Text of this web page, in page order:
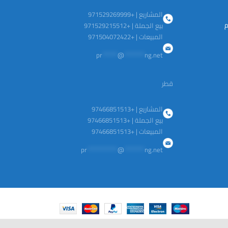
على
صفحة
المنتج
المشاريع | +971529269999
بيع الجملة | +971529215512
المبيعات | +971504072422
pr ******@ ng.net
قطر
المشاريع | +97466851513
بيع الجملة | +97466851513
المبيعات | +97466851513
pr ************@ ng.net